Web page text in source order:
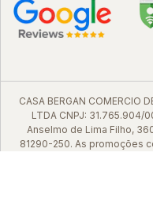
CASA BERGAN COMERCIO
LTDA CNPJ: 31.765.904/
Anselmo de Lima Filho,
81290-250. As promoções